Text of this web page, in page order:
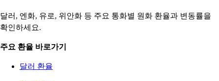
달러, 엔화, 유로, 위안화 등 주요 통화별 원화 환율과 변동률을
확인하세요.
주요 환율 바로가기
달러 환율